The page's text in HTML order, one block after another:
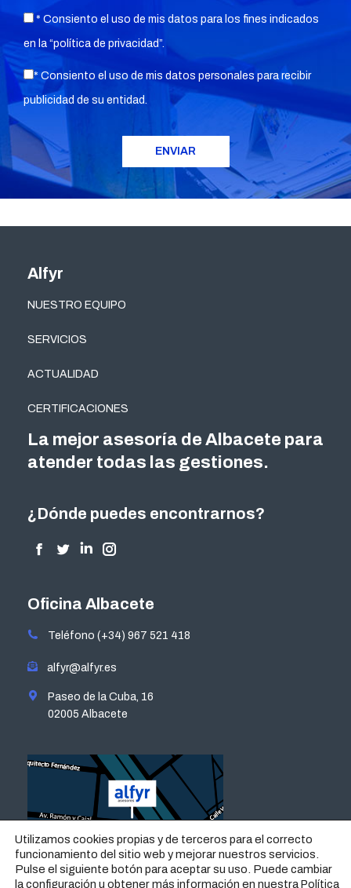
* Consiento el uso de mis datos para los fines indicados
en la “política de privacidad”.
* Consiento el uso de mis datos personales para recibir
publicidad de su entidad.
Alfyr
NUESTRO EQUIPO
SERVICIOS
ACTUALIDAD
CERTIFICACIONES
Oficina Albacete
Teléfono (+34) 967 521 418
alfyr@alfyr.es
Paseo de la Cuba, 16
02005 Albacete
¿Dónde puedes encontrarnos?
Encuéntranos en:
Facebook
opens
new
Twitter
opens
new
Linkedin
opens
new
Instagram
opens
new
La mejor asesoría de Albacete para
atender todas las gestiones.
Utilizamos cookies propias y de terceros para el correcto
funcionamiento del sitio web y mejorar nuestros servicios.
Pulse el siguiente botón para aceptar su uso. Puede cambiar
la configuración u obtener más información en nuestra Política